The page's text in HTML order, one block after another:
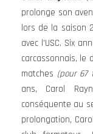
prolonge son
lors de la saison
avec l’USC. Six
carcassonnais, le
matches (pour 67
ans, Carol
conséquente au
prolongation,